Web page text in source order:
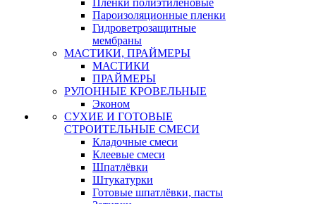
Пленки полиэтиленовые
Пароизоляционные пленки
Гидроветрозащитные
мембраны
МАСТИКИ, ПРАЙМЕРЫ
МАСТИКИ
ПРАЙМЕРЫ
РУЛОННЫЕ КРОВЕЛЬНЫЕ
Эконом
СУХИЕ И ГОТОВЫЕ
СТРОИТЕЛЬНЫЕ СМЕСИ
Кладочные смеси
Клеевые смеси
Шпатлёвки
Штукатурки
Готовые шпатлёвки, пасты